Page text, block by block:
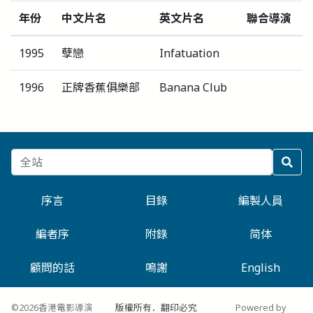
年份 中文片名 英文片名 聯合導演
1995 孽戀 Infatuation
1996 正牌香蕉俱樂部 Banana Club
序言 目錄 編製人員
編者序 附錄 简体
顧問的話 鳴謝 English
©2026香港電影導演 版權所有．翻印必究 Powered by